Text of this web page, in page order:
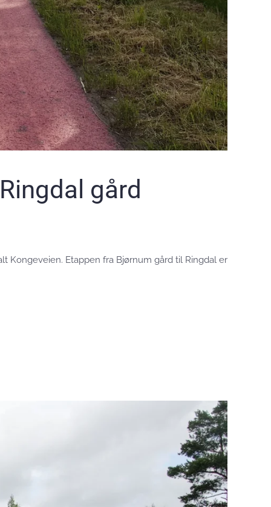
gård
Kongeveien. Etappen fra Bjørnum gård til Ringdal er